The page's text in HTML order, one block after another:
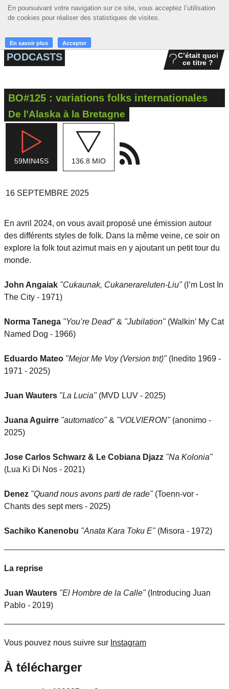
En poursuivant votre navigation sur ce site, vous acceptez l’utilisation
de cookies pour réaliser des statistiques de visites.
En savoir plus Accepter
En poursuivant votre navigation sur ce site, vous acceptez l’utilisation
de cookies pour réaliser des statistiques de visites.
En savoir plus Accepter
☰ MENU
ACCUEIL
ACTIONS
PODCASTS
C’était quoi
ce titre ?
BO#125 : variations folks internationales
De l’Alaska à la Bretagne
59MIN45S 136.8 MIO
16 SEPTEMBRE 2025
En avril 2024, on vous avait proposé une émission autour
des différents styles de folk. Dans la même veine, ce soir on
explore la folk tout azimut mais en y ajoutant un petit tour du
monde.
John Angaiak "Cukaunak, Cukanerareluten-Liu"(I’m Lost In
The City - 1971)
Norma Tanega "You’re Dead"& "Jubilation"(Walkin’ My Cat
Named Dog - 1966)
Eduardo Mateo "Mejor Me Voy (Version tnt)"(Inedito 1969 -
1971 - 2025)
Juan Wauters "La Lucia"(MVD LUV - 2025)
Juana Aguirre "automatico"& "VOLVIERON"(anonimo -
2025)
Jose Carlos Schwarz & Le Cobiana Djazz "Na Kolonia"
(Lua Ki Di Nos - 2021)
Denez "Quand nous avons parti de rade"(Toenn-vor -
Chants des sept mers - 2025)
Sachiko Kanenobu "Anata Kara Toku E"(Misora - 1972)
La reprise
Juan Wauters "El Hombre de la Calle"(Introducing Juan
Pablo - 2019)
Vous pouvez nous suivre sur Instagram
À télécharger